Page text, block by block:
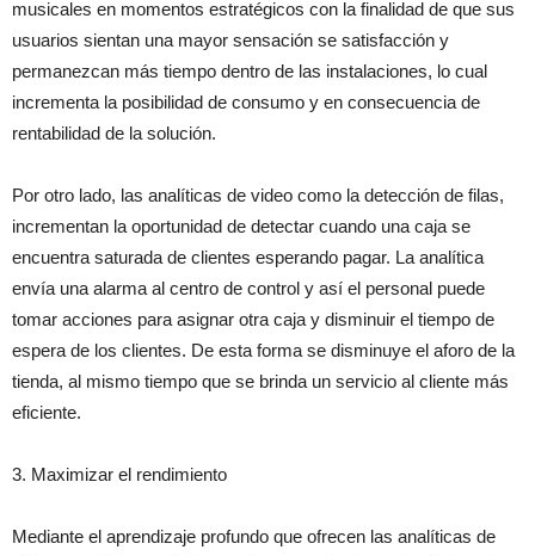
musicales en momentos estratégicos con la finalidad de que sus
usuarios sientan una mayor sensación se satisfacción y
permanezcan más tiempo dentro de las instalaciones, lo cual
incrementa la posibilidad de consumo y en consecuencia de
rentabilidad de la solución.
Por otro lado, las analíticas de video como la detección de filas,
incrementan la oportunidad de detectar cuando una caja se
encuentra saturada de clientes esperando pagar. La analítica
envía una alarma al centro de control y así el personal puede
tomar acciones para asignar otra caja y disminuir el tiempo de
espera de los clientes. De esta forma se disminuye el aforo de la
tienda, al mismo tiempo que se brinda un servicio al cliente más
eficiente.
3. Maximizar el rendimiento
Mediante el aprendizaje profundo que ofrecen las analíticas de